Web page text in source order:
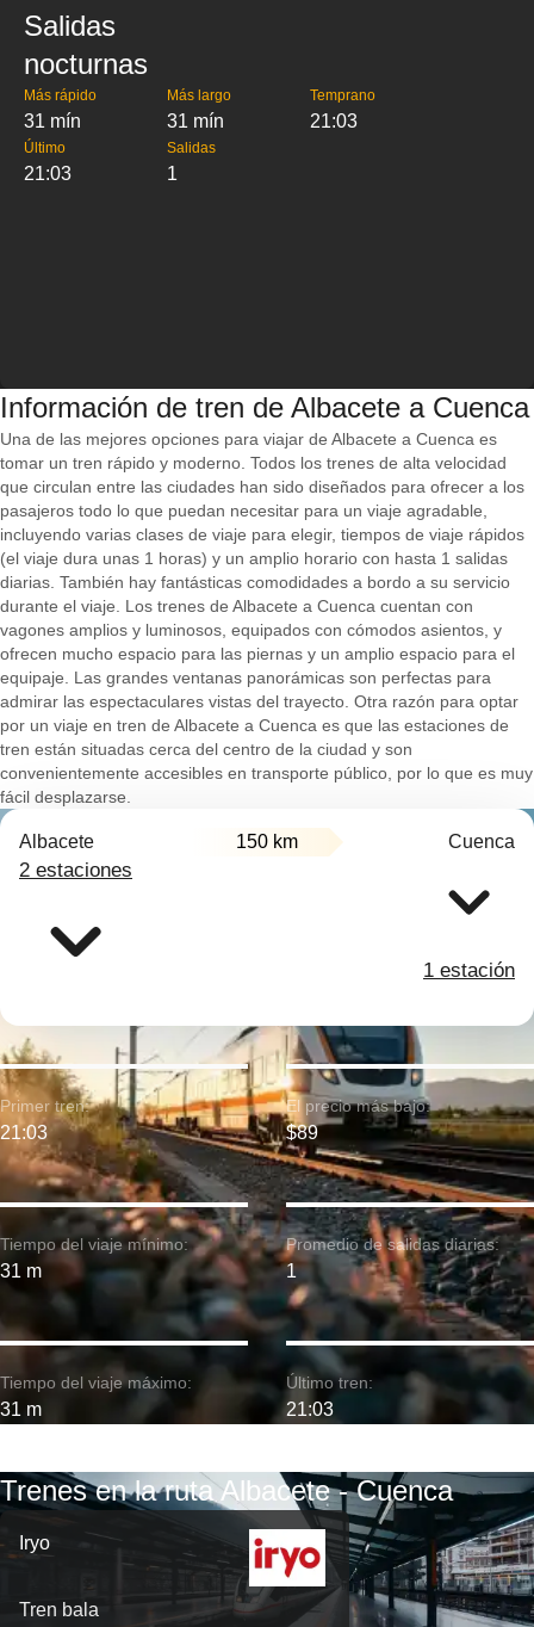
Salidas
nocturnas
Más rápido
31 mín
Más largo
31 mín
Temprano
21:03
Último
21:03
Salidas
1
Información de tren de Albacete a Cuenca
Una de las mejores opciones para viajar de Albacete a Cuenca es
tomar un tren rápido y moderno. Todos los trenes de alta velocidad
que circulan entre las ciudades han sido diseñados para ofrecer a los
pasajeros todo lo que puedan necesitar para un viaje agradable,
incluyendo varias clases de viaje para elegir, tiempos de viaje rápidos
(el viaje dura unas 1 horas) y un amplio horario con hasta 1 salidas
diarias. También hay fantásticas comodidades a bordo a su servicio
durante el viaje. Los trenes de Albacete a Cuenca cuentan con
vagones amplios y luminosos, equipados con cómodos asientos, y
ofrecen mucho espacio para las piernas y un amplio espacio para el
equipaje. Las grandes ventanas panorámicas son perfectas para
admirar las espectaculares vistas del trayecto. Otra razón para optar
por un viaje en tren de Albacete a Cuenca es que las estaciones de
tren están situadas cerca del centro de la ciudad y son
convenientemente accesibles en transporte público, por lo que es muy
fácil desplazarse.
Albacete 150 km Cuenca
2 estaciones
1 estación
Tiempo del viaje mínimo:
31 m
Primer tren:
21:03
Tiempo del viaje máximo:
31 m
El precio más bajo:
$89
Promedio de salidas diarias:
1
Último tren:
21:03
Trenes en la ruta Albacete - Cuenca
Iryo
Tren bala